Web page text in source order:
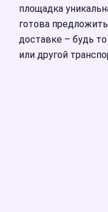
площадка
готова
доставке – будь
или другой